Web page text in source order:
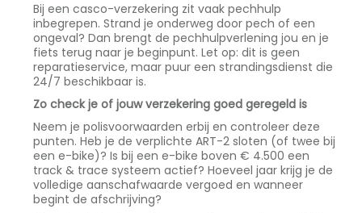
Bij een casco-verzekering zit vaak pechhulp
inbegrepen. Strand je onderweg door pech of een
ongeval? Dan brengt de pechhulpverlening jou en je
fiets terug naar je beginpunt. Let op: dit is geen
reparatieservice, maar puur een strandingsdienst die
24/7 beschikbaar is.
Zo check je of jouw verzekering goed geregeld is
Neem je polisvoorwaarden erbij en controleer deze
punten. Heb je de verplichte ART-2 sloten (of twee bij
een e-bike)? Is bij een e-bike boven € 4.500 een
track & trace systeem actief? Hoeveel jaar krijg je de
volledige aanschafwaarde vergoed en wanneer
begint de afschrijving?